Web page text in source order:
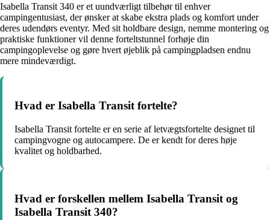
Isabella Transit 340 er et uundværligt tilbehør til enhver
campingentusiast, der ønsker at skabe ekstra plads og komfort under
deres udendørs eventyr. Med sit holdbare design, nemme montering og
praktiske funktioner vil denne forteltstunnel forhøje din
campingoplevelse og gøre hvert øjeblik på campingpladsen endnu
mere mindeværdigt.
Hvad er Isabella Transit fortelte?
Isabella Transit fortelte er en serie af letvægtsfortelte designet til
campingvogne og autocampere. De er kendt for deres høje
kvalitet og holdbarhed.
Hvad er forskellen mellem Isabella Transit og
Isabella Transit 340?